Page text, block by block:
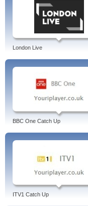
London Live
BBC One Catch Up
ITV1 Catch Up